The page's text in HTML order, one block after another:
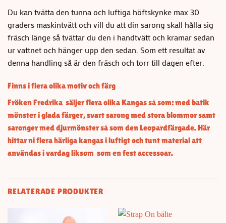
Du kan tvätta den tunna och luftiga höftskynke max 30
graders maskintvätt och vill du att din sarong skall hålla sig
fräsch länge så tvättar du den i handtvätt och kramar sedan
ur vattnet och hänger upp den sedan. Som ett resultat av
denna handling så är den fräsch och torr till dagen efter.
Finns i flera olika motiv och färg
Fröken Fredrika säljer flera olika Kangas så som: med batik
mönster i glada färger,svart sarong med stora blommorsamt
saronger med djurmönster så som den Leopardfärgade.Här
hittar ni flera härliga kangas i luftigt och tunt material att
användas i vardag liksom som en fest accessoar.
RELATERADE PRODUKTER